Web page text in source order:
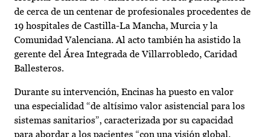
de cerca de un centenar de profesionales procedentes de
19 hospitales de Castilla-La Mancha, Murcia y la
Comunidad Valenciana. Al acto también ha asistido la
gerente del Área Integrada de Villarrobledo, Caridad
Ballesteros.
Durante su intervención, Encinas ha puesto en valor
una especialidad “de altísimo valor asistencial para los
sistemas sanitarios”, caracterizada por su capacidad
para abordar a los pacientes “con una visión global,